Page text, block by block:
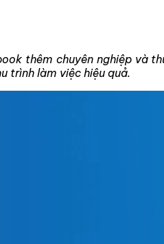
thêm chuyên nghiệp và
trình làm việc hiệu quả.